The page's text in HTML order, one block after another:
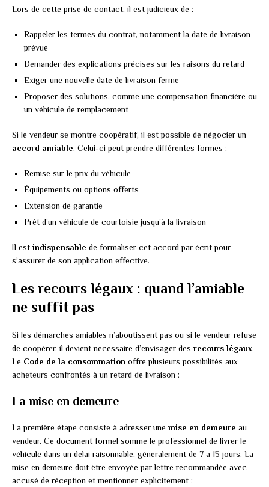
Lors de cette prise de contact, il est judicieux de :
Rappeler les termes du contrat, notamment la date de livraison
prévue
Demander des explications précises sur les raisons du retard
Exiger une nouvelle date de livraison ferme
Proposer des solutions, comme une compensation financière ou
un véhicule de remplacement
Si le vendeur se montre coopératif, il est possible de négocier un
accord amiable. Celui-ci peut prendre différentes formes :
Remise sur le prix du véhicule
Équipements ou options offerts
Extension de garantie
Prêt d’un véhicule de courtoisie jusqu’à la livraison
Il est indispensable de formaliser cet accord par écrit pour
s’assurer de son application effective.
Les recours légaux : quand l’amiable
ne suffit pas
Si les démarches amiables n’aboutissent pas ou si le vendeur refuse
de coopérer, il devient nécessaire d’envisager des recours légaux.
Le Code de la consommation offre plusieurs possibilités aux
acheteurs confrontés à un retard de livraison :
La mise en demeure
La première étape consiste à adresser une mise en demeure au
vendeur. Ce document formel somme le professionnel de livrer le
véhicule dans un délai raisonnable, généralement de 7 à 15 jours. La
mise en demeure doit être envoyée par lettre recommandée avec
accusé de réception et mentionner explicitement :